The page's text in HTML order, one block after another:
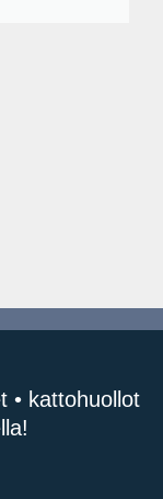
• kattohuollot